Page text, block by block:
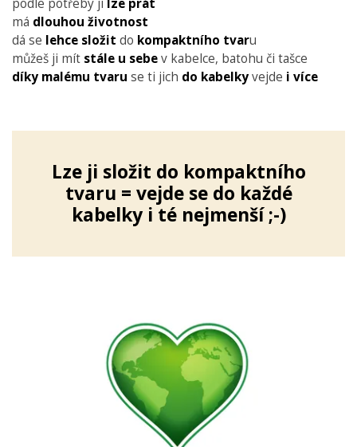
má dlouhou životnost
dá se lehce složit do kompaktního tvaru
můžeš ji mít stále u sebev kabelce, batohu či tašce
díky malému tvaru se ti jich do kabelkyvejde i více
Lze ji složit do kompaktního
tvaru = vejde se do každé
kabelky i té nejmenší ;-)